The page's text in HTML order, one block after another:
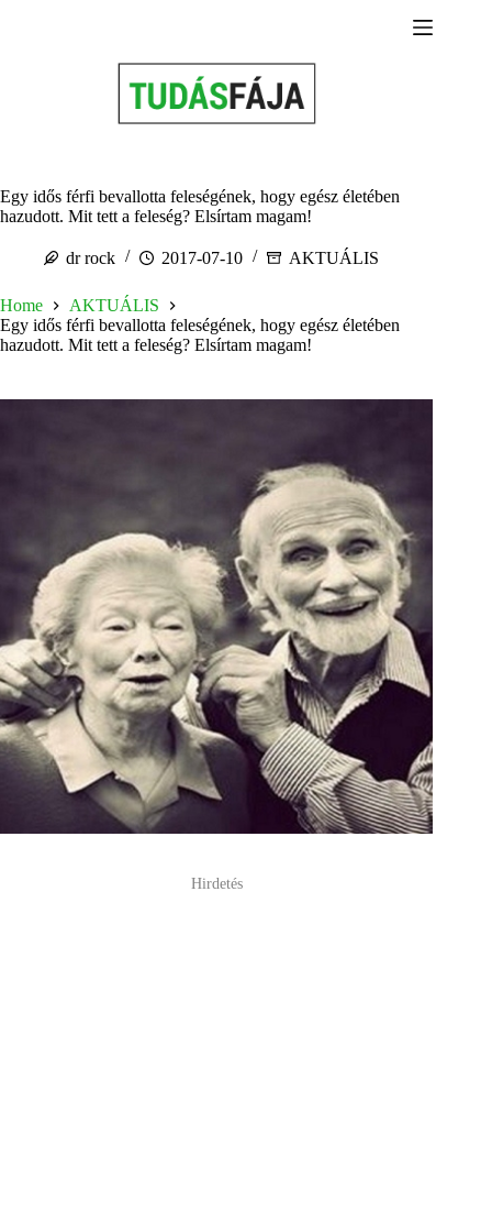
Egy idős férfi bevallotta feleségének, hogy egész életében
hazudott. Mit tett a feleség? Elsírtam magam!
dr rock 2017-07-10 AKTUÁLIS
Home
AKTUÁLIS
Egy idős férfi bevallotta feleségének, hogy egész életében
hazudott. Mit tett a feleség? Elsírtam magam!
Hirdetés